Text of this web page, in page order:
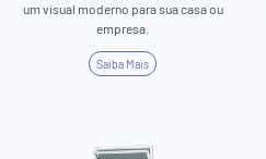
um visual moderno para sua casa ou
empresa.
Saiba Mais